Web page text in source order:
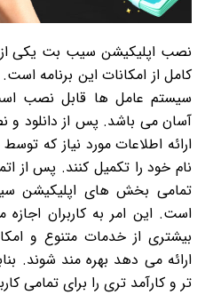
نصب اپلیکیشن سیب بت یکی از
کامل از امکانات این برنامه
سیستم عامل ها قابل نصب
آسان می باشد. پس از دانلود و
ارائه اطلاعات مورد نیاز که
نام خود را تکمیل کنند. پس از
تمامی بخش های اپلیکیشن
است. این امر به کاربران
بیشتری از خدمات متنوع و
ارائه می دهد بهره مند شوند.
تر و کارآمد تری را برای تمامی